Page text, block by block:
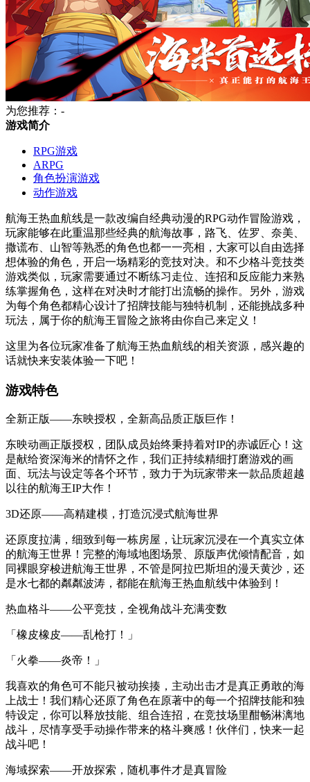
为您推荐：-
游戏简介
RPG游戏
ARPG
角色扮演游戏
动作游戏
航海王热血航线是一款改编自经典动漫的RPG动作冒险游戏，
玩家能够在此重温那些经典的航海故事，路飞、佐罗、奈美、
撒谎布、山智等熟悉的角色也都一一亮相，大家可以自由选择
想体验的角色，开启一场精彩的竞技对决。和不少格斗竞技类
游戏类似，玩家需要通过不断练习走位、连招和反应能力来熟
练掌握角色，这样在对决时才能打出流畅的操作。另外，游戏
为每个角色都精心设计了招牌技能与独特机制，还能挑战多种
玩法，属于你的航海王冒险之旅将由你自己来定义！
这里为各位玩家准备了航海王热血航线的相关资源，感兴趣的
话就快来安装体验一下吧！
游戏特色
全新正版——东映授权，全新高品质正版巨作！
东映动画正版授权，团队成员始终秉持着对IP的赤诚匠心！这
是献给资深海米的情怀之作，我们正持续精细打磨游戏的画
面、玩法与设定等各个环节，致力于为玩家带来一款品质超越
以往的航海王IP大作！
3D还原——高精建模，打造沉浸式航海世界
还原度拉满，细致到每一栋房屋，让玩家沉浸在一个真实立体
的航海王世界！完整的海域地图场景、原版声优倾情配音，如
同裸眼穿梭进航海王世界，不管是阿拉巴斯坦的漫天黄沙，还
是水七都的粼粼波涛，都能在航海王热血航线中体验到！
热血格斗——公平竞技，全视角战斗充满变数
「橡皮橡皮——乱枪打！」
「火拳——炎帝！」
我喜欢的角色可不能只被动挨揍，主动出击才是真正勇敢的海
上战士！我们精心还原了角色在原著中的每一个招牌技能和独
特设定，你可以释放技能、组合连招，在竞技场里酣畅淋漓地
战斗，尽情享受手动操作带来的格斗爽感！伙伴们，快来一起
战斗吧！
海域探索——开放探索，随机事件才是真冒险